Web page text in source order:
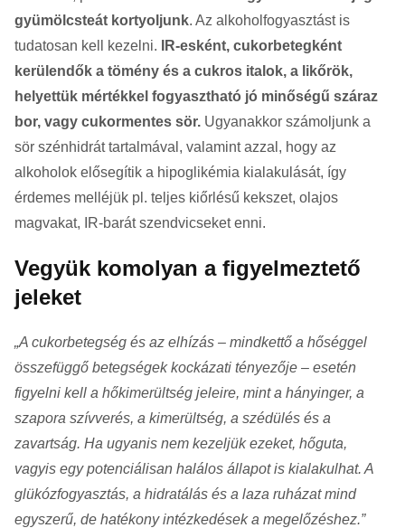
gyümölcsteát kortyoljunk. Az alkoholfogyasztást is
tudatosan kell kezelni.
IR-esként, cukorbetegként
kerülendők a tömény és a cukros italok, a likőrök,
helyettük mértékkel fogyasztható jó minőségű száraz
bor, vagy cukormentes sör. Ugyanakkor számoljunk a
sör szénhidrát tartalmával, valamint azzal, hogy az
alkoholok elősegítik a hipoglikémia kialakulását, így
érdemes melléjük pl. teljes kiőrlésű kekszet, olajos
magvakat, IR-barát szendvicseket enni.
Vegyük komolyan a figyelmeztető
jeleket
A cukorbetegség és az elhízás – mindkettő a hőséggel
összefüggő betegségek kockázati tényezője – esetén
figyelni kell a hőkimerültség jeleire, mint a hányinger, a
szapora szívverés, a kimerültség, a szédülés és a
zavartság. Ha ugyanis nem kezeljük ezeket, hőguta,
vagyis egy potenciálisan halálos állapot is kialakulhat. A
glükózfogyasztás, a hidratálás és a laza ruházat mind
egyszerű, de hatékony intézkedések a megelőzéshez.